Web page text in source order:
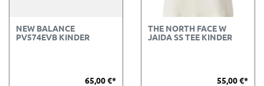
NEW BALANCE
PV574EVB KINDER
65,00 €*
THE NORTH FACE W
JAIDA SS TEE KINDER
55,00 €*